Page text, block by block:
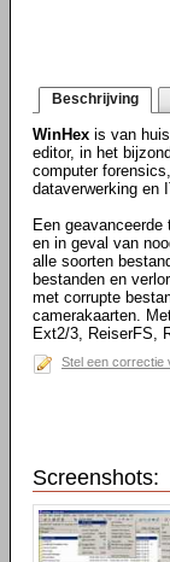
Beschrijving
WinHex is van
editor, in het
computer
dataverwerking en
Een
en in geval van
alle soorten
bestanden en
met corrupte
camerakaarten.
Ext2/3, ReiserFS,
Stel een correctie
Screenshots: